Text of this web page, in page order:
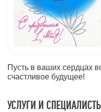
Пусть в ваших сердцах
счастливое будущее!
УСЛУГИ И